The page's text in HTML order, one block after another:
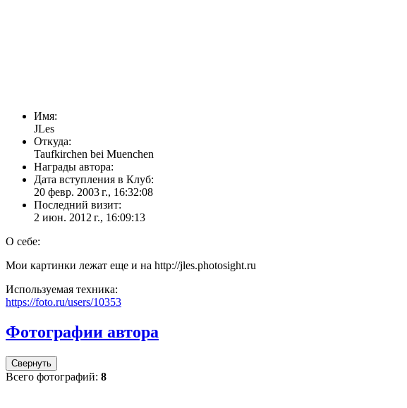
Имя:
JLes
Откуда:
Taufkirchen bei Muenchen
Награды автора:
Дата вступления в Клуб:
20 февр. 2003 г., 16:32:08
Последний визит:
2 июн. 2012 г., 16:09:13
О себе:
Мои картинки лежат еще и на http://jles.photosight.ru
Используемая техника:
https://foto.ru/users/10353
Фотографии автора
Свернуть
Всего фотографий: 8